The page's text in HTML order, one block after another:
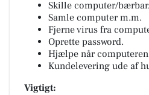
Skille computer/
Samle computer m.m.
Fjerne virus fra
Oprette password.
Hjælpe når
Kundelevering ude af
Vigtigt: